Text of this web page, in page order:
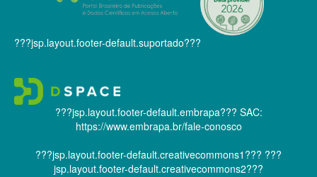
???jsp.layout.footer-default.suportado???
???jsp.layout.footer-default.embrapa??? SAC:
https://www.embrapa.br/fale-conosco
???jsp.layout.footer-default.creativecommons1??? ???
jsp.layout.footer-default.creativecommons2???